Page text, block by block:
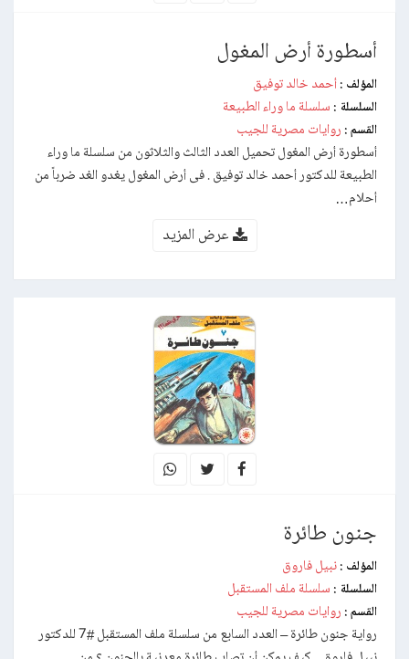
أسطورة أرض المغول
المؤلف : أحمد خالد توفيق
السلسلة : سلسلة ما وراء الطبيعة
القسم : روايات مصرية للجيب
أسطورة أرض المغول تحميل العدد الثالث والثلاثون من سلسلة ما وراء
الطبيعة للدكتور أحمد خالد توفيق . فى أرض المغول يغدو الغد ضرباً من
أحلام…
عرض المزيد
جنون طائرة
المؤلف : نبيل فاروق
السلسلة : سلسلة ملف المستقبل
القسم : روايات مصرية للجيب
رواية جنون طائرة – العدد السابع من سلسلة ملف المستقبل #7 للدكتور